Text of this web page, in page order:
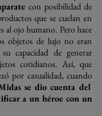
con posibilidad de
que se cuelan en
al ojo humano. Pero hace
objetos de lujo no eran
capacidad de generar
cotidianos. Así, que
por casualidad, cuando
se dio cuenta del
a un héroe con un